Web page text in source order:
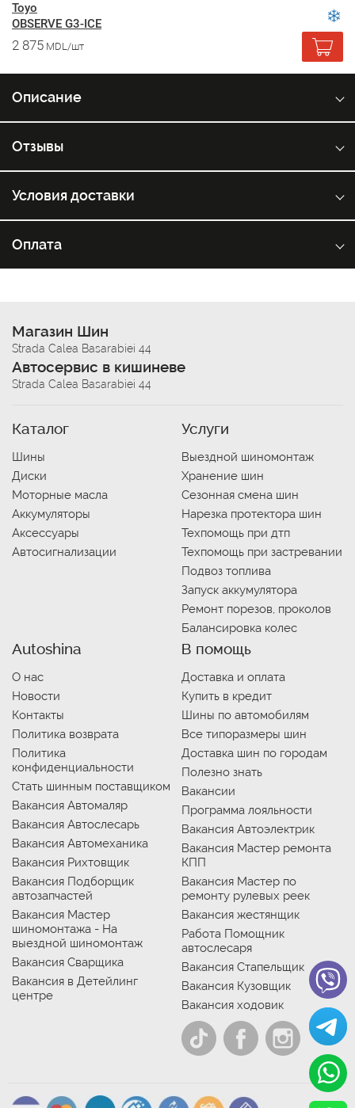
Toyo
OBSERVE G3-ICE
2 875 MDL/шт
Описание
Отзывы
Условия доставки
Оплата
Магазин Шин
Strada Calea Basarabiei 44
Автосервис в кишиневе
Strada Calea Basarabiei 44
Каталог
Шины
Диски
Моторные масла
Аккумуляторы
Аксессуары
Автосигнализации
Услуги
Выездной шиномонтаж
Хранение шин
Сезонная смена шин
Нарезка протектора шин
Техпомощь при дтп
Техпомощь при застревании
Подвоз топлива
Запуск аккумулятора
Ремонт порезов, проколов
Балансировка колес
Autoshina
О нас
Новости
Контакты
Политика возврата
Политика
конфиденциальности
Стать шинным поставщиком
Вакансия Автомаляр
Вакансия Автослесарь
Вакансия Автомеханика
Вакансия Рихтовщик
Вакансия Подборщик
автозапчастей
Вакансия Мастер
шиномонтажа - На
выездной шиномонтаж
Вакансия Сварщика
Вакансия в Детейлинг
центре
В помощь
Доставка и оплата
Купить в кредит
Шины по автомобилям
Все типоразмеры шин
Доставка шин по городам
Полезно знать
Вакансии
Программа лояльности
Вакансия Автоэлектрик
Вакансия Мастер ремонта
КПП
Вакансия Мастер по
ремонту рулевых реек
Вакансия жестянщик
Работа Помощник
автослесаря
Вакансия Стапельщик
Вакансия Кузовщик
Вакансия ходовик